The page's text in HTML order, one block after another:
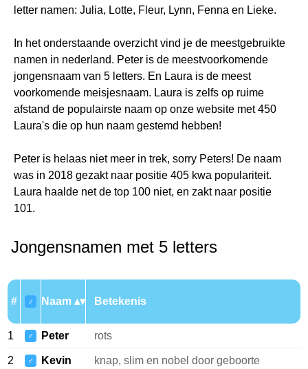
letter namen: Julia, Lotte, Fleur, Lynn, Fenna en Lieke.
In het onderstaande overzicht vind je de meestgebruikte
namen in nederland. Peter is de meestvoorkomende
jongensnaam van 5 letters. En Laura is de meest
voorkomende meisjesnaam. Laura is zelfs op ruime
afstand de populairste naam op onze website met 450
Laura's die op hun naam gestemd hebben!
Peter is helaas niet meer in trek, sorry Peters! De naam
was in 2018 gezakt naar positie 405 kwa populariteit.
Laura haalde net de top 100 niet, en zakt naar positie
101.
Jongensnamen met 5 letters
# ♂ Naam Betekenis
1 ♂ Peter rots
2 ♂ Kevin knap, slim en nobel door geboorte